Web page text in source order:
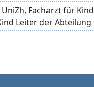
Facharzt für
Leiter der